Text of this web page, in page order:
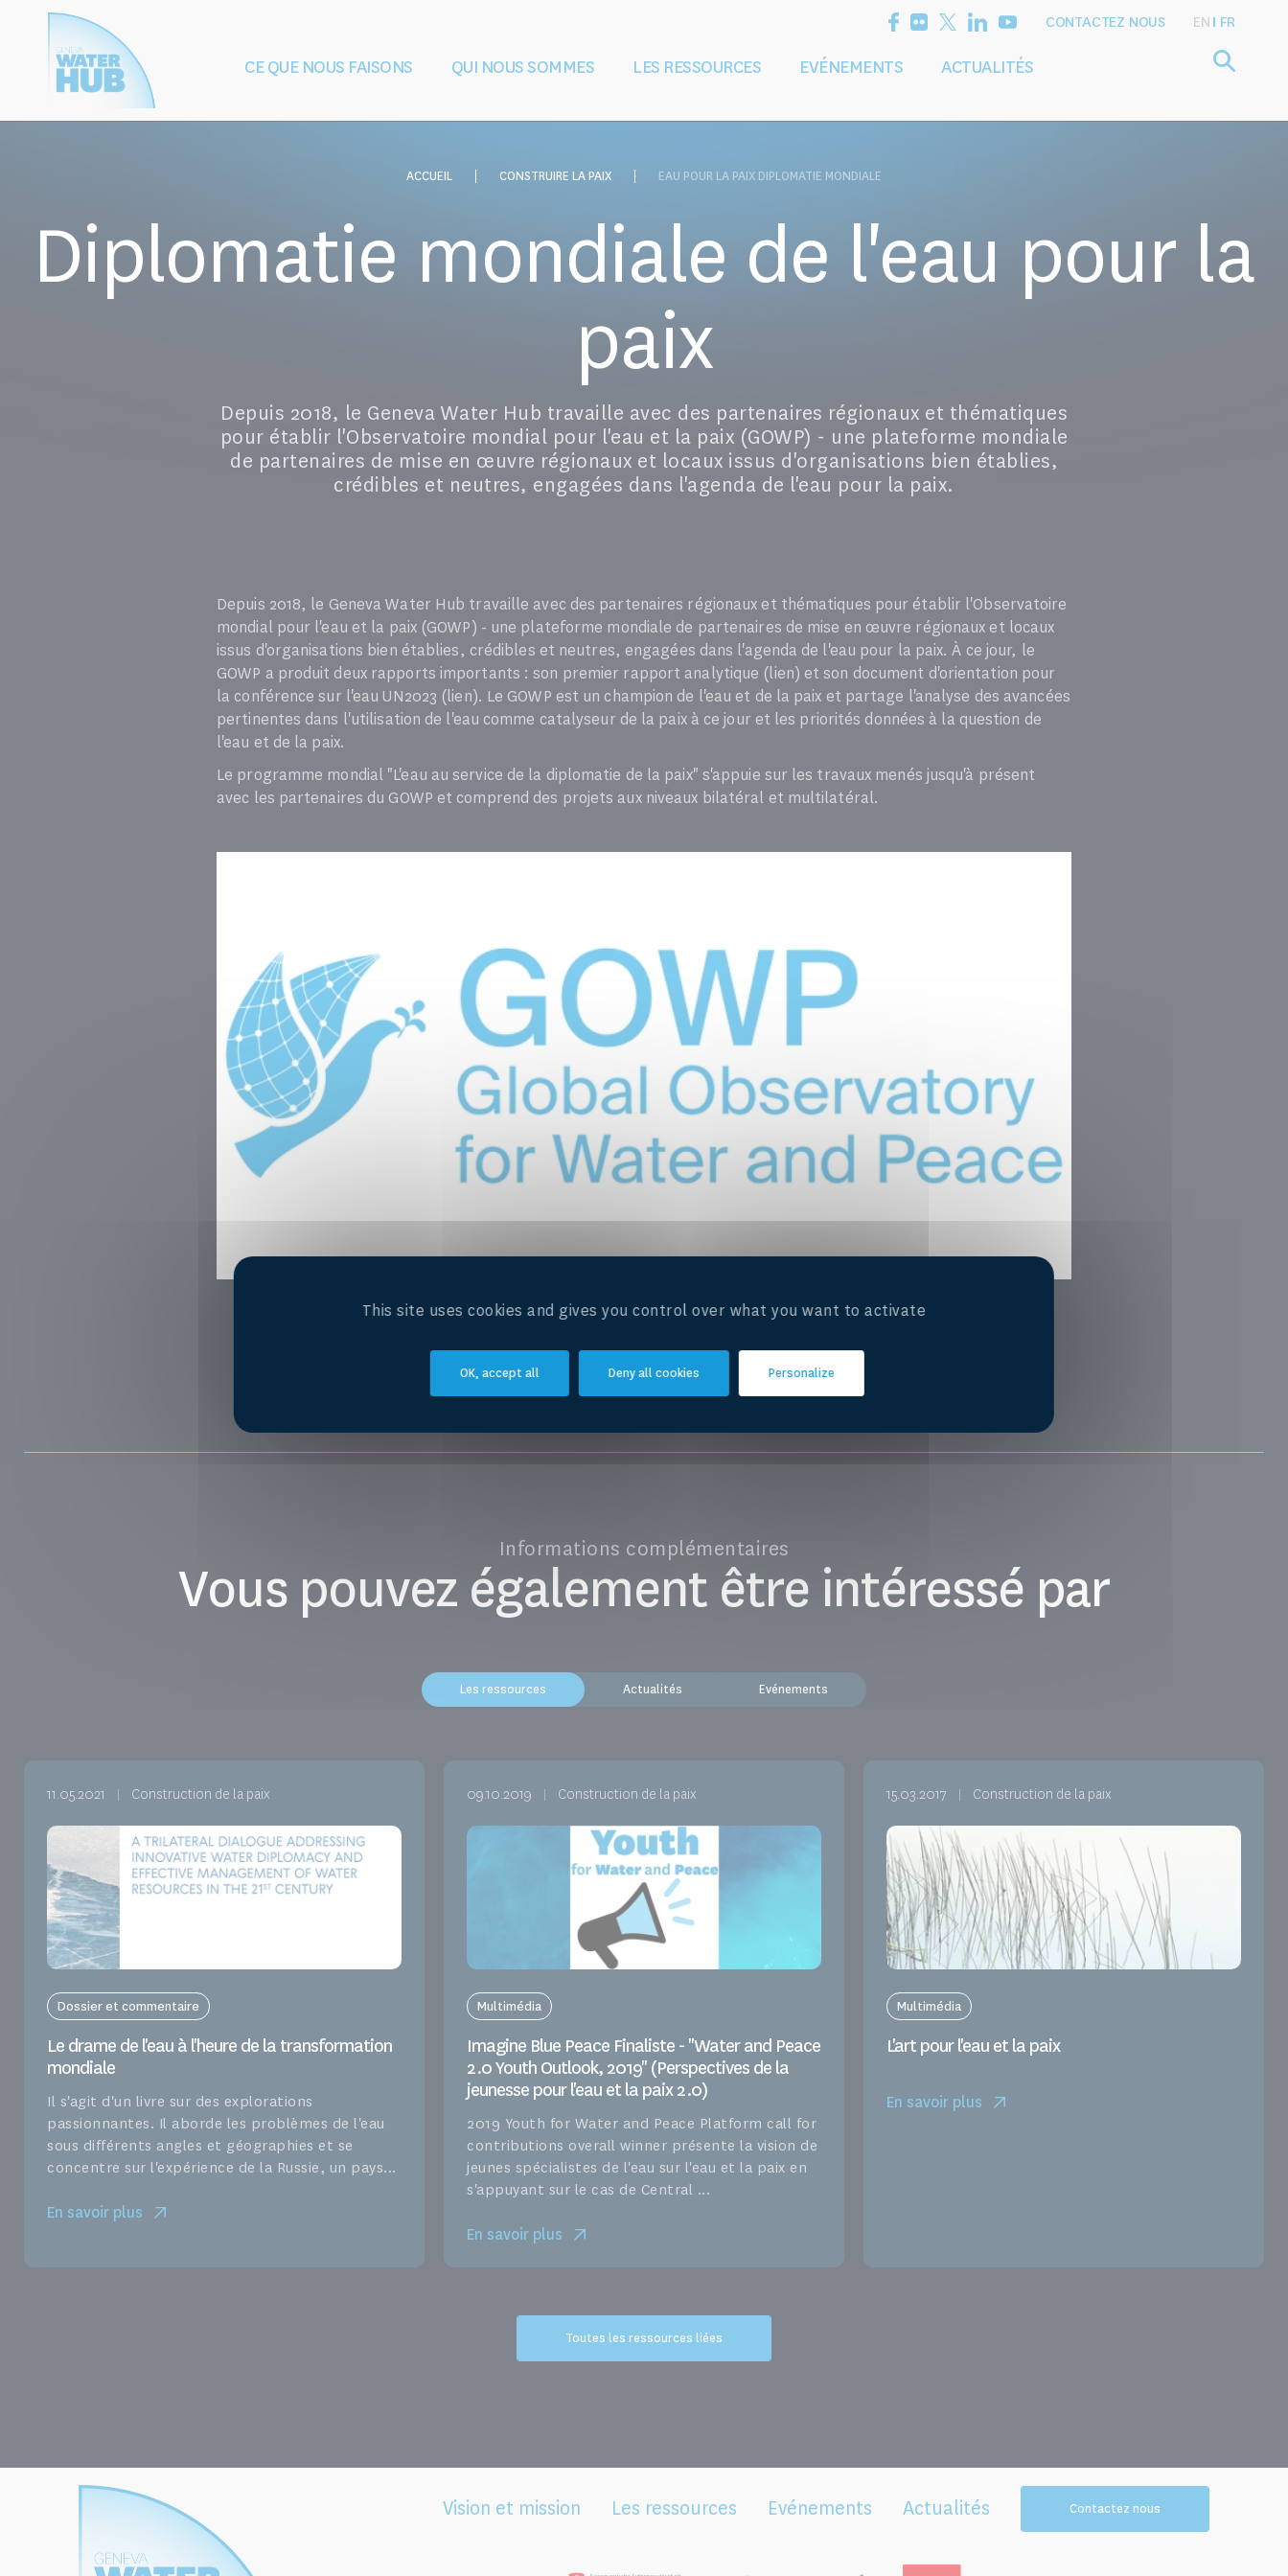
CE QUE NOUS FAISONS QUI NOUS SOMMES LES RESSOURCES EVÉNEMENTS ACTUALITÉS
CONTACTEZ NOUS EN FR
ACCUEIL CONSTRUIRE LA PAIX EAU POUR LA PAIX DIPLOMATIE MONDIALE
Diplomatie mondiale de l'eau pour la
paix
Depuis 2018, le Geneva Water Hub travaille avec des partenaires régionaux et thématiques
pour établir l'Observatoire mondial pour l'eau et la paix (GOWP) - une plateforme mondiale
de partenaires de mise en œuvre régionaux et locaux issus d'organisations bien établies,
crédibles et neutres, engagées dans l'agenda de l'eau pour la paix.
Depuis 2018, le Geneva Water Hub travaille avec des partenaires régionaux et thématiques pour établir l'Observatoire
mondial pour l'eau et la paix (GOWP) - une plateforme mondiale de partenaires de mise en œuvre régionaux et locaux
issus d'organisations bien établies, crédibles et neutres, engagées dans l'agenda de l'eau pour la paix. À ce jour, le
GOWP a produit deux rapports importants : son premier rapport analytique (lien) et son document d'orientation pour
la conférence sur l'eau UN2023 (lien). Le GOWP est un champion de l'eau et de la paix et partage l'analyse des avancées
pertinentes dans l'utilisation de l'eau comme catalyseur de la paix à ce jour et les priorités données à la question de
l'eau et de la paix.
Le programme mondial "L'eau au service de la diplomatie de la paix" s'appuie sur les travaux menés jusqu'à présent
avec les partenaires du GOWP et comprend des projets aux niveaux bilatéral et multilatéral.
Informations complémentaires
Vous pouvez également être intéressé par
Les ressources Actualités Evénements
11.05.2021 Construction de la paix
Dossier et commentaire
Le drame de l'eau à l'heure de la transformation
mondiale
Il s'agit d'un livre sur des explorations
passionnantes. Il aborde les problèmes de l'eau
sous différents angles et géographies et se
concentre sur l'expérience de la Russie, un pays...
En savoir plus
09.10.2019 Construction de la paix
Multimédia
Imagine Blue Peace Finaliste - "Water and Peace
2.0 Youth Outlook, 2019" (Perspectives de la
jeunesse pour l'eau et la paix 2.0)
2019 Youth for Water and Peace Platform call for
contributions overall winner présente la vision de
jeunes spécialistes de l'eau sur l'eau et la paix en
s'appuyant sur le cas de Central ...
En savoir plus
15.03.2017 Construction de la paix
Multimédia
L'art pour l'eau et la paix
En savoir plus
Toutes les ressources liées
Vision et mission Les ressources Evénements Actualités Contactez nous
This site uses cookies and gives you control over what you want to activate
OK, accept all Deny all cookies Personalize